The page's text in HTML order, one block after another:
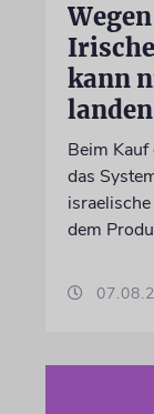
kann
landen
Beim
das
dem